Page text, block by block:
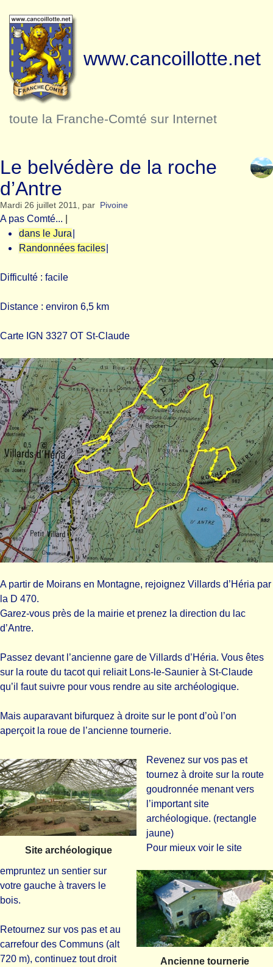
www.cancoillotte.net
toute la Franche-Comté sur Internet
Le belvédère de la roche
d’Antre
Mardi 26 juillet 2011, par Pivoine
A pas Comté...
dans le Jura
Randonnées faciles
Difficulté : facile
Distance : environ 6,5 km
Carte IGN 3327 OT St-Claude
A partir de Moirans en Montagne, rejoignez Villards d’Héria par
la D 470.
Garez-vous près de la mairie et prenez la direction du lac
d’Antre.
Passez devant l’ancienne gare de Villards d’Héria. Vous êtes
sur la route du tacot qui reliait Lons-le-Saunier à St-Claude
qu’il faut suivre pour vous rendre au site archéologique.
Mais auparavant bifurquez à droite sur le pont d’où l’on
aperçoit la roue de l’ancienne tournerie.
Site archéologique
Ancienne tournerie
Revenez sur vos pas et
tournez à droite sur la route
goudronnée menant vers
l’important site
archéologique. (rectangle
jaune)
Pour mieux voir le site
empruntez un sentier sur
votre gauche à travers le
bois.
Retournez sur vos pas et au
carrefour des Communs (alt
720 m), continuez tout droit